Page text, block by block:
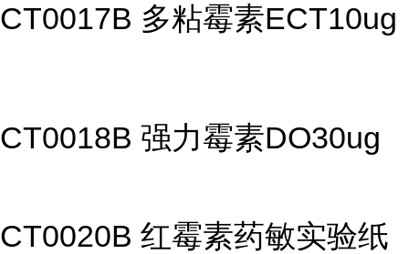
CT0017B 多粘霉素ECT10ug
CT0018B 强力霉素DO30ug
CT0020B 红霉素药敏实验纸